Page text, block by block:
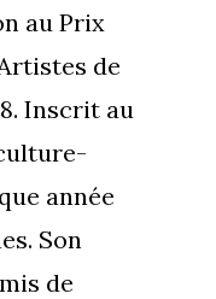
au Prix
de
Inscrit au
année
Son
de